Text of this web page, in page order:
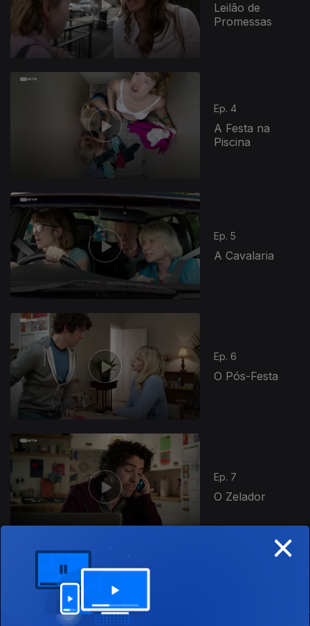
Leilão de
Promessas
Ep. 4
A Festa na
Piscina
Ep. 5
A Cavalaria
Ep. 6
O Pós-Festa
Ep. 7
O Zelador
880332
Este conteúdo faz parte de Para
todas as mulheres
×